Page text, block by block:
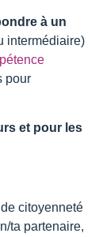
à un
intermédiaire)
pour
et pour les
citoyenneté
ta partenaire,